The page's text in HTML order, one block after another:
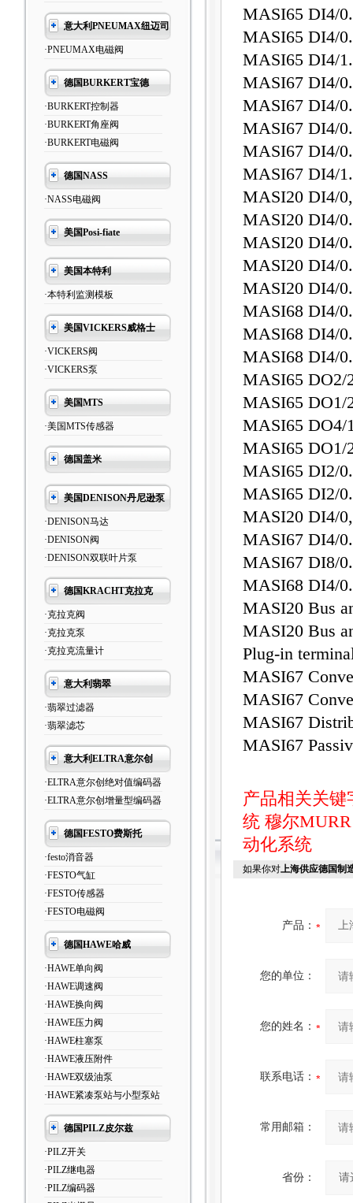
意大利PNEUMAX纽迈司
·PNEUMAX电磁阀
德国BURKERT宝德
·BURKERT控制器
·BURKERT角座阀
·BURKERT电磁阀
德国NASS
·NASS电磁阀
美国Posi-fiate
美国本特利
·本特利监测模板
美国VICKERS威格士
·VICKERS阀
·VICKERS泵
美国MTS
·美国MTS传感器
德国盖米
美国DENISON丹尼逊泵
·DENISON马达
·DENISON阀
·DENISON双联叶片泵
德国KRACHT克拉克
·克拉克阀
·克拉克泵
·克拉克流量计
意大利翡翠
·翡翠过滤器
·翡翠滤芯
意大利ELTRA意尔创
·ELTRA意尔创绝对值编码器
·ELTRA意尔创增量型编码器
德国FESTO费斯托
·festo消音器
·FESTO气缸
·FESTO传感器
·FESTO电磁阀
德国HAWE哈威
·HAWE单向阀
·HAWE调速阀
·HAWE换向阀
·HAWE压力阀
·HAWE柱塞泵
·HAWE液压附件
·HAWE双级油泵
·HAWE紧凑泵站与小型泵站
德国PILZ皮尔兹
·PILZ开关
·PILZ继电器
·PILZ编码器
MASI65 DI4/
MASI65 DI4/
MASI65 DI4/
MASI67 DI4/
MASI67 DI4/
MASI67 DI4/
MASI67 DI4/
MASI67 DI4/
MASI20 DI4/
MASI20 DI4/
MASI20 DI4/
MASI20 DI4/
MASI20
MASI68 DI4/
MASI68 DI4/
MASI68 DI4/
MASI65
MASI65
MASI65
MASI65
MASI65 DI2/
MASI65 DI2/
MASI20 DI4/
MASI67 DI4/
MASI67 DI8/
MASI68 DI4/
MASI20 Bus
MASI20 Bus
Plug-in
MASI67
MASI67
MASI67
MASI67
产品相关关
统 穆尔
动化系统
如果你对上海供应德国制
产品：
您的单位：
您的姓名：
联系电话：
常用邮箱：
省份：